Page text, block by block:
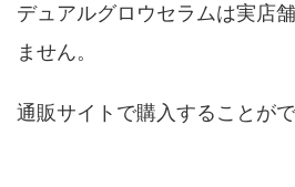
デュアルグロウセラムは実店
ません。
通販サイトで購入することがで